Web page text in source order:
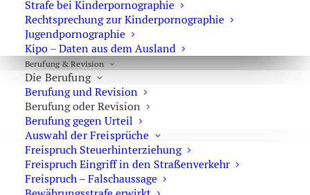
Strafe bei Kinderpornographie
Rechtsprechung zur Kinderpornographie
Jugendpornographie
Kipo – Daten aus dem Ausland
Berufung & Revision
Die Berufung
Berufung und Revision
Berufung oder Revision
Berufung gegen Urteil
Auswahl der Freisprüche
Freispruch Steuerhinterziehung
Freispruch Eingriff in den Straßenverkehr
Freispruch – Falschaussage
Sexualstrafrecht
Körperliche Untersuchung gem. § 81a StPO
Befangenheit
Verkehrsunfall
Allgemeines Strafrecht
Erkennungsdienstliche Maßnahmen gem. §81b StPO
Verkehrsstrafrecht
Bestandsdatenauskunft